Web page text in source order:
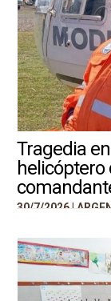
Tragedia
helicóptero
30/7/2026 |